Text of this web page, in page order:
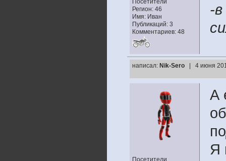
Посетители
Регион: 46
Имя: Иван
Публикаций: 3
Комментариев: 48
-
написал: Nik-Sero | 4 июня
А
Я